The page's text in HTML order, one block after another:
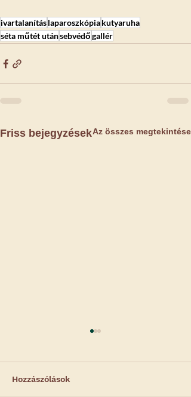
ivartalanításlaparoszkópiakutyaruha
séta műtét utánsebvédőgallér
Friss bejegyzésekAz összes megtekintése
Hozzászólások